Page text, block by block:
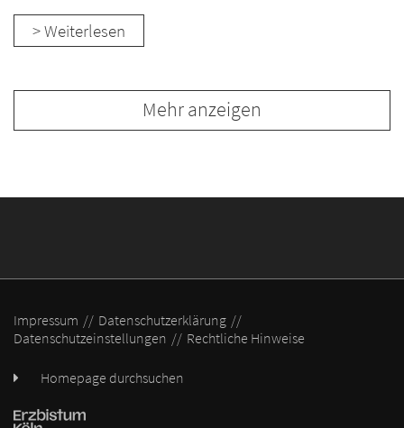
> Weiterlesen
Mehr anzeigen
Impressum
Datenschutzerklärung
Datenschutzeinstellungen
Rechtliche Hinweise
Homepage durchsuchen